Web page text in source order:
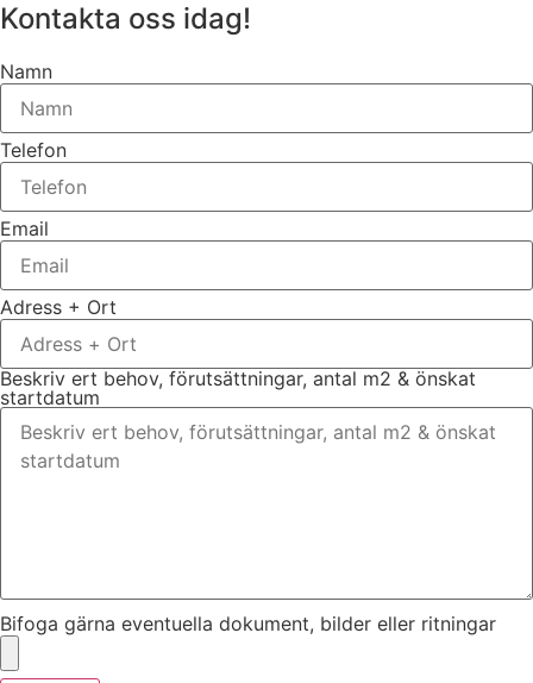
Kontakta oss idag!
Namn
Telefon
Email
Adress + Ort
Beskriv ert behov, förutsättningar, antal m2 & önskat
startdatum
Bifoga gärna eventuella dokument, bilder eller ritningar